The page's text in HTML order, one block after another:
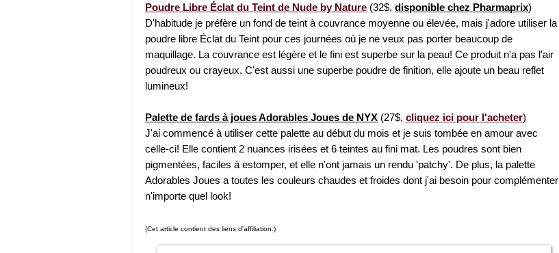
Poudre Libre Éclat du Teint de Nude by Nature (32$, disponible chez Pharmaprix)
D'habitude je préfère un fond de teint à couvrance moyenne ou élevée, mais j'adore utiliser la
poudre libre Éclat du Teint pour ces journées où je ne veux pas porter beaucoup de
maquillage. La couvrance est légère et le fini est superbe sur la peau! Ce produit n'a pas l'air
poudreux ou crayeux. C'est aussi une superbe poudre de finition, elle ajoute un beau reflet
lumineux!
Palette de fards à joues Adorables Joues de NYX (27$, cliquez ici pour l'acheter)
J'ai commencé à utiliser cette palette au début du mois et je suis tombée en amour avec
celle-ci! Elle contient 2 nuances irisées et 6 teintes au fini mat. Les poudres sont bien
pigmentées, faciles à estomper, et elle n'ont jamais un rendu 'patchy'. De plus, la palette
Adorables Joues a toutes les couleurs chaudes et froides dont j'ai besoin pour complémenter
n'importe quel look!
(Cet article contient des liens d'affiliation.)